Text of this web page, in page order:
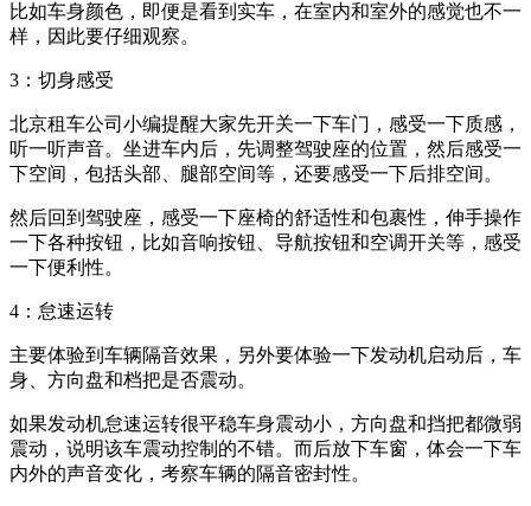
比如车身颜色，即便是看到实车，在室内和室外的感觉也不一
样，因此要仔细观察。
3：切身感受
北京租车公司小编提醒大家先开关一下车门，感受一下质感，
听一听声音。坐进车内后，先调整驾驶座的位置，然后感受一
下空间，包括头部、腿部空间等，还要感受一下后排空间。
然后回到驾驶座，感受一下座椅的舒适性和包裹性，伸手操作
一下各种按钮，比如音响按钮、导航按钮和空调开关等，感受
一下便利性。
4：怠速运转
主要体验到车辆隔音效果，另外要体验一下发动机启动后，车
身、方向盘和档把是否震动。
如果发动机怠速运转很平稳车身震动小，方向盘和挡把都微弱
震动，说明该车震动控制的不错。而后放下车窗，体会一下车
内外的声音变化，考察车辆的隔音密封性。